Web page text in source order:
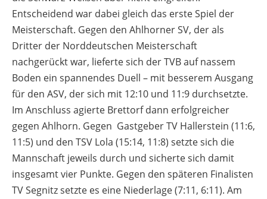
Entscheidend war dabei gleich das erste Spiel der
Meisterschaft. Gegen den Ahlhorner SV, der als
Dritter der Norddeutschen Meisterschaft
nachgerückt war, lieferte sich der TVB auf nassem
Boden ein spannendes Duell – mit besserem Ausgang
für den ASV, der sich mit 12:10 und 11:9 durchsetzte.
Im Anschluss agierte Brettorf dann erfolgreicher
gegen Ahlhorn. Gegen Gastgeber TV Hallerstein (11:6,
11:5) und den TSV Lola (15:14, 11:8) setzte sich die
Mannschaft jeweils durch und sicherte sich damit
insgesamt vier Punkte. Gegen den späteren Finalisten
TV Segnitz setzte es eine Niederlage (7:11, 6:11). Am